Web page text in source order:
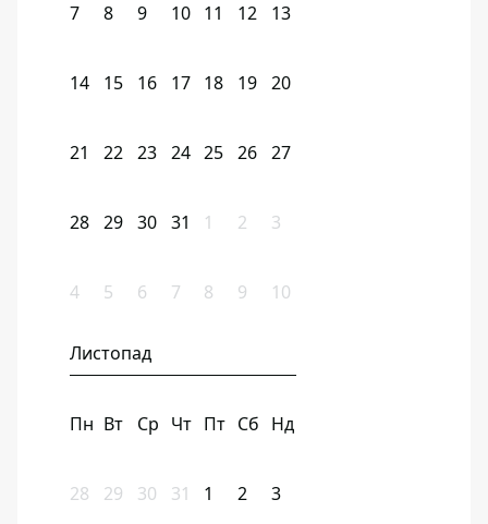
7 8 9 10 11 12 13
14 15 16 17 18 19 20
21 22 23 24 25 26 27
28 29 30 31 1 2 3
4 5 6 7 8 9 10
Листопад
Пн Вт Ср Чт Пт Сб Нд
28 29 30 31 1 2 3